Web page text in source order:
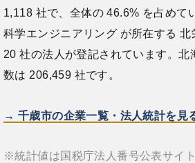
1,118 社で、全体の 46.6% を占めて
科学エンジニアリング が所在する 北
20 社の法人が登記されています。北
数は 206,459 社です。
→ 千歳市の企業一覧・法人統計を見
※統計値は国税庁法人番号公表サイ